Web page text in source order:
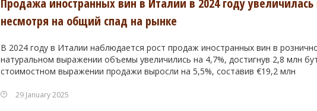
несмотря на общий спад на рынке
В 2024 году в Италии наблюдается рост продаж иностранных вин в
натуральном выражении объемы увеличились на 4,7%, достигнув 2,8 млн
стоимостном выражении продажи выросли на 5,5%, составив €19,2 млн
29 January 2025